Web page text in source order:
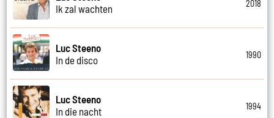
Ik zal wachten
2018
Luc Steeno
In de disco
1990
Luc Steeno
In die nacht
1994